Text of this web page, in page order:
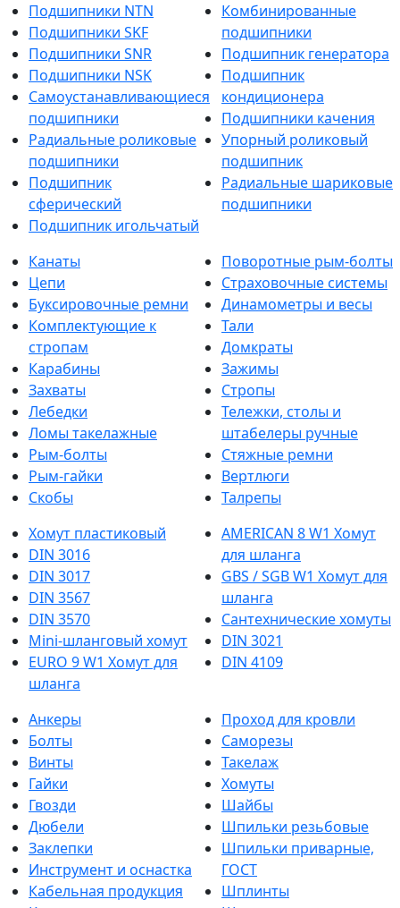
Подшипники NTN
Подшипники SKF
Подшипники SNR
Подшипники NSK
Самоустанавливающиеся
подшипники
Радиальные роликовые
подшипники
Подшипник
сферический
Подшипник игольчатый
Комбинированные
подшипники
Подшипник генератора
Подшипник
кондиционера
Подшипники качения
Упорный роликовый
подшипник
Радиальные шариковые
подшипники
Канаты
Цепи
Буксировочные ремни
Комплектующие к
стропам
Карабины
Захваты
Лебедки
Ломы такелажные
Рым-болты
Рым-гайки
Скобы
Поворотные рым-болты
Страховочные системы
Динамометры и весы
Тали
Домкраты
Зажимы
Стропы
Тележки, столы и
штабелеры ручные
Стяжные ремни
Вертлюги
Талрепы
Хомут пластиковый
DIN 3016
DIN 3017
DIN 3567
DIN 3570
Mini-шланговый хомут
EURO 9 W1 Хомут для
шланга
AMERICAN 8 W1 Хомут
для шланга
GBS / SGB W1 Хомут для
шланга
Сантехнические хомуты
DIN 3021
DIN 4109
Анкеры
Болты
Винты
Гайки
Гвозди
Дюбели
Заклепки
Инструмент и оснастка
Кабельная продукция
Проход для кровли
Саморезы
Такелаж
Хомуты
Шайбы
Шпильки резьбовые
Шпильки приварные,
ГОСТ
Шплинты